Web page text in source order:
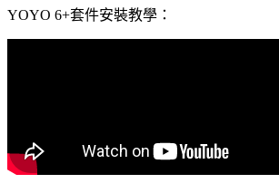
YOYO 6+套件安裝教學：